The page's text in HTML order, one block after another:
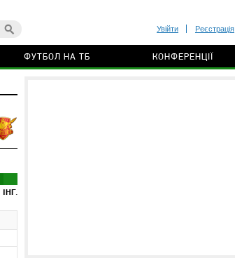
Увійти Реєстрація
ФУТБОЛ НА ТБ КОНФЕРЕНЦІЇ
ІНГ.